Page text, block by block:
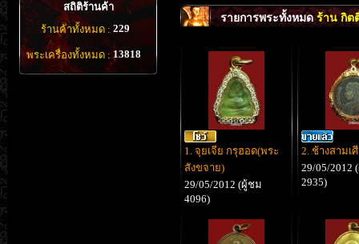
สถิติร้านค้า
ร้านค้าทั้งหมด : 229
พระเครื่องทั้งหมด : 13818
รายการพระทั้งหมดร้าน กิต
1. จุยเจีย กรุฮอด(พระ
สังขจาย)
29/05/2012 (ผู้ชม
4096)
2. ช้างสามเ
29/05/2012
2935)